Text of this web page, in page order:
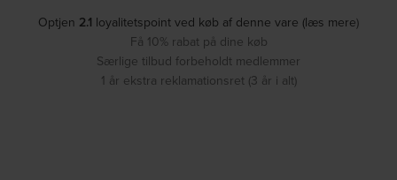
Optjen 2.1 loyalitetspoint ved køb af denne vare (læs mere)
Få 10% rabat på dine køb
Særlige tilbud forbeholdt medlemmer
1 år ekstra reklamationsret (3 år i alt)